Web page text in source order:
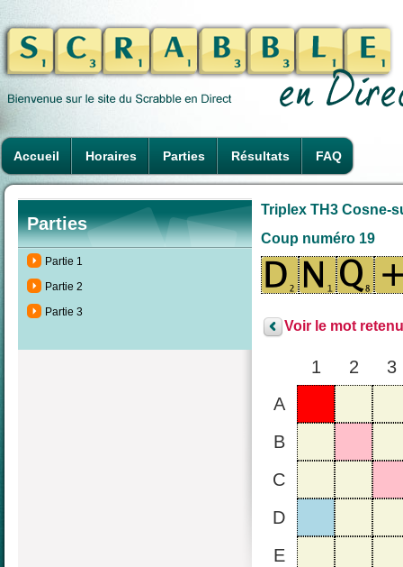
Accueil Horaires Parties Résultats FAQ
Parties
Partie 1
Partie 2
Partie 3
Triplex TH3 Cosne-
Coup numéro 19
Voir le mot
1 2
3
A
B
C
D
E